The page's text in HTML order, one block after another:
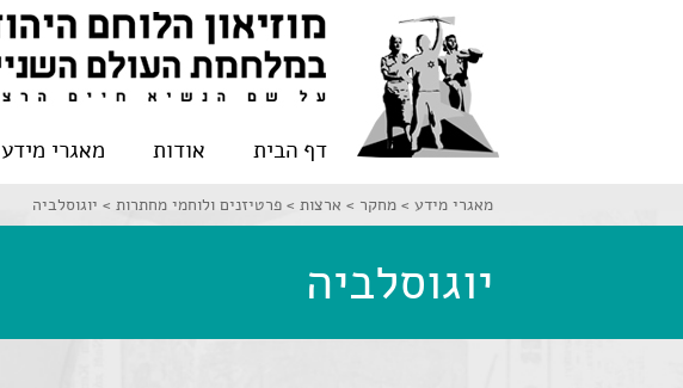
דף הבית אודות מאגרי מידע
מאגרי מידע > מחקר > ארצות > פרטיזנים ולוחמי מחתרות > יוגוסלביה
יוגוסלביה